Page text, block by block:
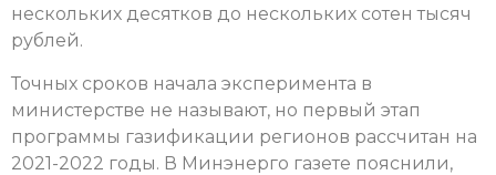
нескольких десятков до нескольких сотен тысяч
рублей.
Точных сроков начала эксперимента в
министерстве не называют, но первый этап
программы газификации регионов рассчитан на
2021-2022 годы. В Минэнерго газете пояснили,